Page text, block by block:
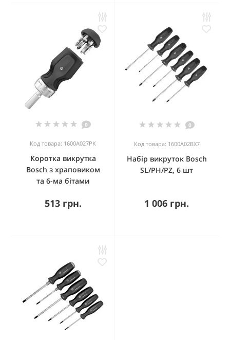
0
Код товара: 1600A027PK
Коротка викрутка
Bosch з храповиком
та 6-ма бітами
513 грн.
0
Код товара: 1600A02BX7
Набір викруток Bosch
SL/PH/PZ, 6 шт
1 006 грн.